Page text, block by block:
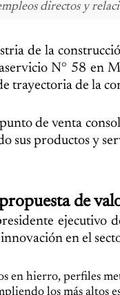
directos y
de la
N° 58 en
trayectoria de la
de venta
sus productos y
de
ejecutivo
en el
en hierro, perfiles
los más altos